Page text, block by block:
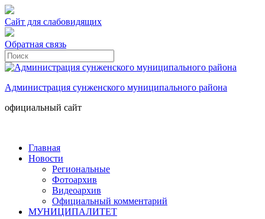
Сайт для слабовидящих
Обратная связь
Администрация сунженского муниципального района
официальный сайт
Главная
Новости
Региональные
Фотоархив
Видеоархив
Официальный комментарий
МУНИЦИПАЛИТЕТ